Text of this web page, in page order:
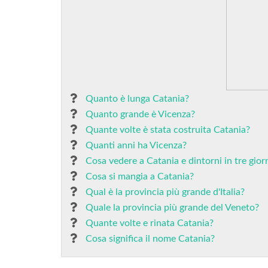
Quanto è lunga Catania?
Quanto grande è Vicenza?
Quante volte è stata costruita Catania?
Quanti anni ha Vicenza?
Cosa vedere a Catania e dintorni in tre
Cosa si mangia a Catania?
Qual è la provincia più grande d'Italia?
Quale la provincia più grande del Veneto?
Quante volte e rinata Catania?
Cosa significa il nome Catania?